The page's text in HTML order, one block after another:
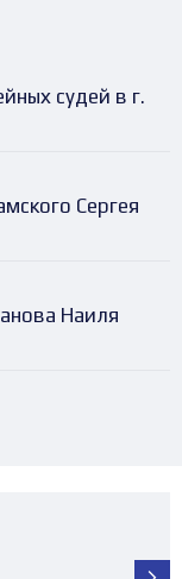
судей в г.
Сергея
Наиля